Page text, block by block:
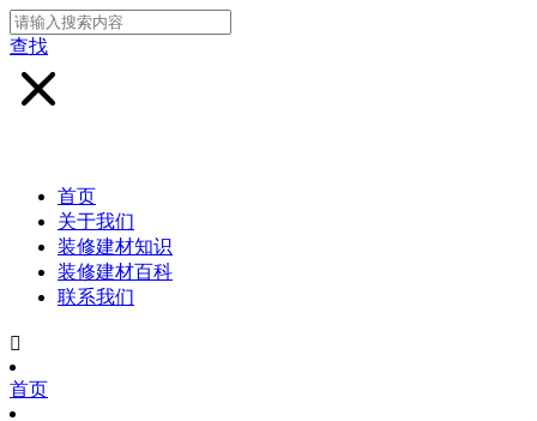
查找
首页
关于我们
装修建材知识
装修建材百科
联系我们

首页